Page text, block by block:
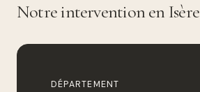
Notre intervention en Isère
DÉPARTEMENT